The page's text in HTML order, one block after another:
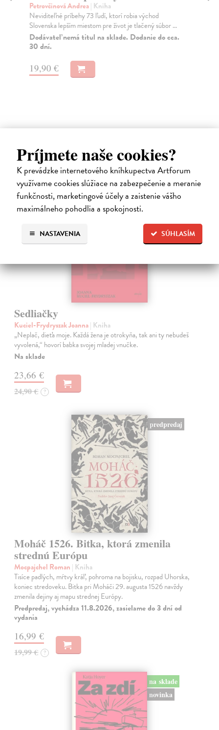
Príjmete naše cookies?
K prevádzke internetového kníhkupectva Artforum
využívame cookies slúžiace na zabezpečenie a meranie
funkčnosti, marketingové účely a zaistenie vášho
maximálneho pohodlia a spokojnosti.
SÚHLASÍM
NASTAVENIA
Petrovčinová Andrea| Kniha
Neviditeľné príbehy 73 ľudí, ktorí robia východ
Slovenska lepším miestom pre život je tlačený súbor ...
Dodávateľ nemá titul na sklade. Dodanie do cca.
30 dní.
19,90 €
dejiny
Sedliačky
Kuciel-Frydryszak Joanna| Kniha
„Neplač, dieťa moje. Každá žena je otrokyňa, tak ani ty nebudeš
vyvolená,“ hovorí babka svojej mladej vnučke.
Na sklade
23,66 €
24,90 € ?
predpredaj
Moháč 1526. Bitka, ktorá zmenila
strednú Európu
Mocpajchel Roman | Kniha
Tisíce padlých, mŕtvy kráľ, pohroma na bojisku, rozpad Uhorska,
koniec stredoveku. Bitka pri Moháči 29. augusta 1526 navždy
zmenila dejiny aj mapu strednej Európy.
Predpredaj, vychádza 11.8.2026, zasielame do 3 dní od
vydania
16,99 €
19,99 € ?
na sklade
novinka